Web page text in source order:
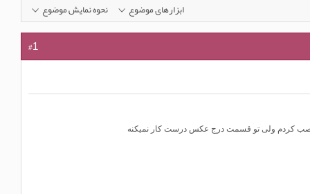
ابزارهای موضوع نحوه نمایش موضوع
#1